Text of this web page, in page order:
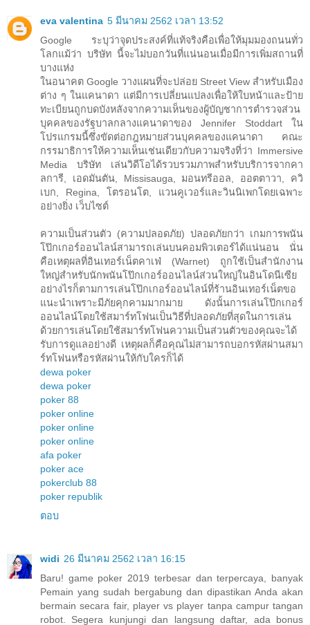
eva valentina 5 มีนาคม 2562 เวลา 13:52
Google ระบุว่าจุดประสงค์ที่แท้จริงคือเพื่อให้มุมมองถนนทั่ว
โลกแม้ว่า บริษัท นี้จะไม่บอกวันที่แน่นอนเมื่อมีการเพิ่มสถานที่
บางแห่ง
ในอนาคต Google วางแผนที่จะปล่อย Street View สำหรับเมือง
ต่าง ๆ ในแคนาดา แต่มีการเปลี่ยนแปลงเพื่อให้ใบหน้าและป้าย
ทะเบียนถูกบดบังหลังจากความเห็นของผู้บัญชาการตำรวจส่วน
บุคคลของรัฐบาลกลางแคนาดาของ Jennifer Stoddart ใน
โปรแกรมนี้ซึ่งขัดต่อกฎหมายส่วนบุคคลของแคนาดา คณะ
กรรมาธิการให้ความเห็นเช่นเดียวกับความจริงที่ว่า Immersive
Media บริษัท เล่นวิดีโอได้รวบรวมภาพสำหรับบริการจากคา
ลการี, เอดมันตัน, Missisauga, มอนทรีออล, ออตตาวา, ควิ
เบก, Regina, โตรอนโต, แวนคูเวอร์และวินนิเพกโดยเฉพาะ
อย่างยิ่ง เว็บไซต์
ความเป็นส่วนตัว (ความปลอดภัย) ปลอดภัยกว่า เกมการพนัน
โป๊กเกอร์ออนไลน์สามารถเล่นบนคอมพิวเตอร์ได้แน่นอน นั่น
คือเหตุผลที่อินเทอร์เน็ตคาเฟ่ (Warnet) ถูกใช้เป็นสำนักงาน
ใหญ่สำหรับนักพนันโป๊กเกอร์ออนไลน์ส่วนใหญ่ในอินโดนีเซีย
อย่างไรก็ตามการเล่นโป๊กเกอร์ออนไลน์ที่ร้านอินเทอร์เน็ตขอ
แนะนำเพราะมีภัยคุกคามมากมาย ดังนั้นการเล่นโป๊กเกอร์
ออนไลน์โดยใช้สมาร์ทโฟนเป็นวิธีที่ปลอดภัยที่สุดในการเล่น
ด้วยการเล่นโดยใช้สมาร์ทโฟนความเป็นส่วนตัวของคุณจะได้
รับการดูแลอย่างดี เหตุผลก็คือคุณไม่สามารถบอกรหัสผ่านสมา
ร์ทโฟนหรือรหัสผ่านให้กับใครก็ได้
dewa poker
dewa poker
poker 88
poker online
poker online
poker online
afa poker
poker ace
pokerclub 88
poker republik
ตอบ
widi 26 มีนาคม 2562 เวลา 16:15
Baru! game poker 2019 terbesar dan terpercaya, banyak
Pemain yang sudah bergabung dan dipastikan Anda akan
bermain secara fair, player vs player tanpa campur tangan
robot. Segera kunjungi dan langsung daftar, ada bonus